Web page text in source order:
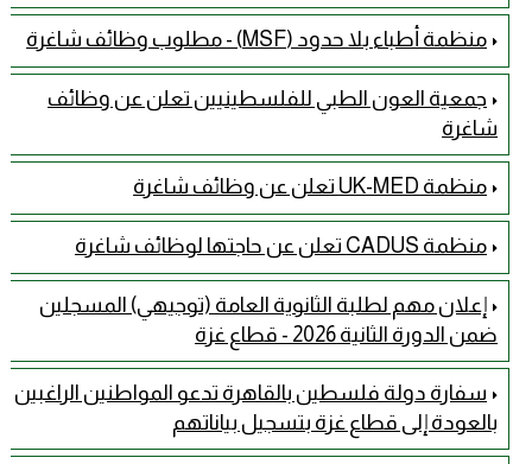
منظمة أطباء بلا حدود (MSF) - مطلوب وظائف شاغرة
جمعية العون الطبي للفلسطينيين تعلن عن وظائف
شاغرة
منظمة UK-MED تعلن عن وظائف شاغرة
منظمة CADUS تعلن عن حاجتها لوظائف شاغرة
إعلان مهم لطلبة الثانوية العامة (توجيهي) المسجلين
ضمن الدورة الثانية 2026 - قطاع غزة
سفارة دولة فلسطين بالقاهرة تدعو المواطنين الراغبين
بالعودة إلى قطاع غزة بتسجيل بياناتهم